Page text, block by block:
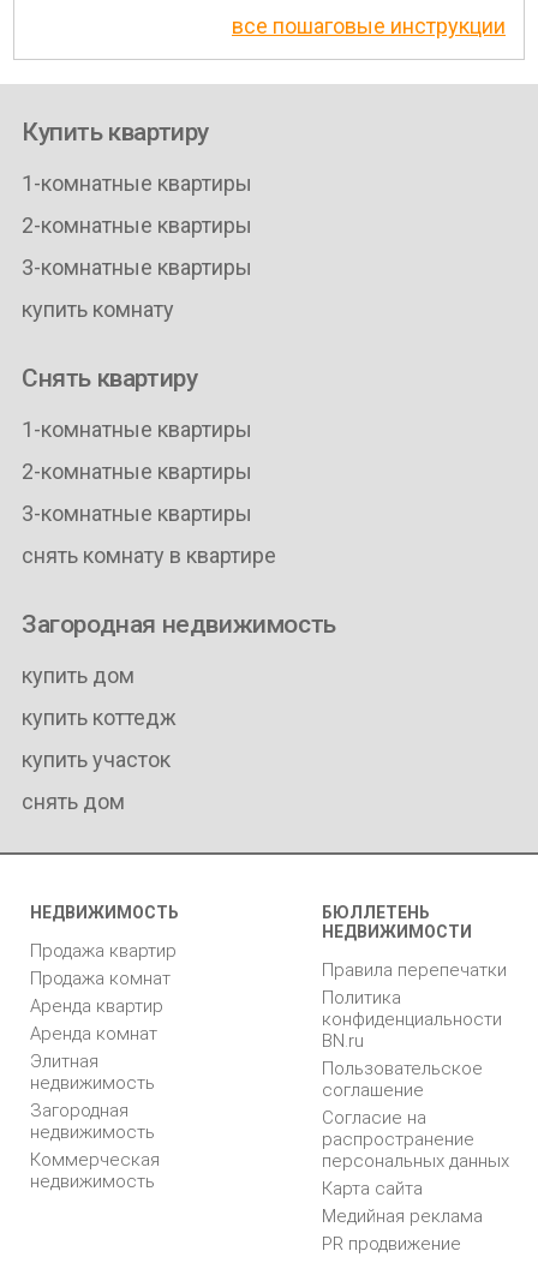
все пошаговые инструкции
Купить квартиру
1-комнатные квартиры
2-комнатные квартиры
3-комнатные квартиры
купить комнату
Снять квартиру
1-комнатные квартиры
2-комнатные квартиры
3-комнатные квартиры
снять комнату в квартире
Загородная недвижимость
купить дом
купить коттедж
купить участок
снять дом
НЕДВИЖИМОСТЬ
Продажа квартир
Продажа комнат
Аренда квартир
Аренда комнат
Элитная
недвижимость
Загородная
недвижимость
Коммерческая
недвижимость
БЮЛЛЕТЕНЬ
НЕДВИЖИМОСТИ
Правила перепечатки
Политика
конфиденциальности
BN.ru
Пользовательское
соглашение
Согласие на
распространение
персональных данных
Карта сайта
Медийная реклама
PR продвижение